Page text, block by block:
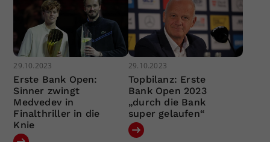
29.10.2023
Erste Bank Open:
Sinner zwingt
Medvedev in
Finalthriller in die
Knie
29.10.2023
Topbilanz: Erste
Bank Open 2023
„durch die Bank
super gelaufen“